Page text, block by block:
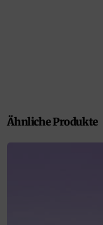
Ähnliche Produkte